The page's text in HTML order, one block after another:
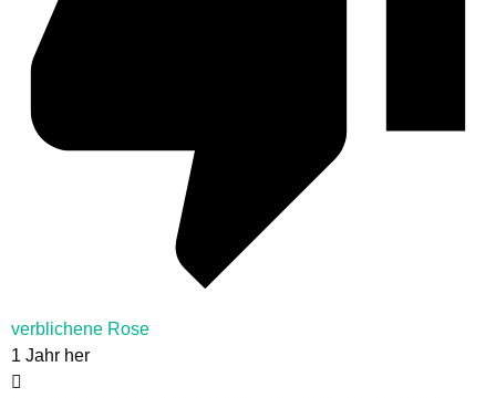
verblichene Rose
1 Jahr her